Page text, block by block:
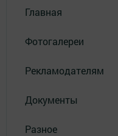
Главная
Фотогалереи
Рекламодателям
Документы
Разное